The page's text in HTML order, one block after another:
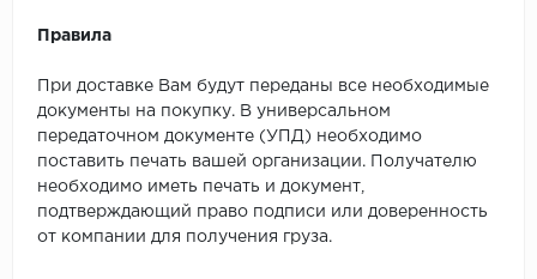
Правила
При доставке Вам будут переданы все необходимые
документы на покупку. В универсальном
передаточном документе (УПД) необходимо
поставить печать вашей организации. Получателю
необходимо иметь печать и документ,
подтверждающий право подписи или доверенность
от компании для получения груза.